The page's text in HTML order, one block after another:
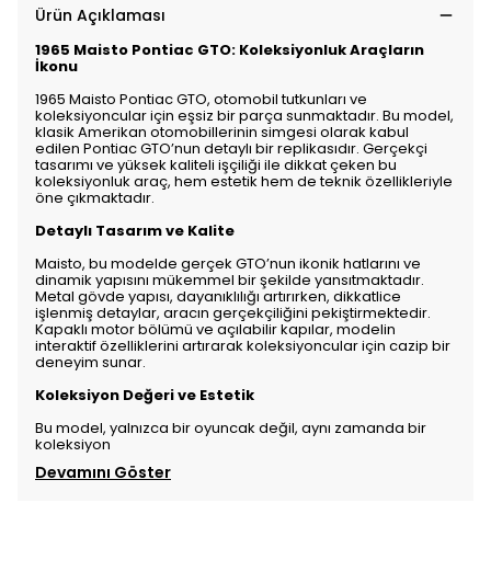
Ürün Açıklaması
1965 Maisto Pontiac GTO: Koleksiyonluk Araçların
İkonu
1965 Maisto Pontiac GTO, otomobil tutkunları ve
koleksiyoncular için eşsiz bir parça sunmaktadır. Bu model,
klasik Amerikan otomobillerinin simgesi olarak kabul
edilen Pontiac GTO’nun detaylı bir replikasıdır. Gerçekçi
tasarımı ve yüksek kaliteli işçiliği ile dikkat çeken bu
koleksiyonluk araç, hem estetik hem de teknik özellikleriyle
öne çıkmaktadır.
Detaylı Tasarım ve Kalite
Maisto, bu modelde gerçek GTO’nun ikonik hatlarını ve
dinamik yapısını mükemmel bir şekilde yansıtmaktadır.
Metal gövde yapısı, dayanıklılığı artırırken, dikkatlice
işlenmiş detaylar, aracın gerçekçiliğini pekiştirmektedir.
Kapaklı motor bölümü ve açılabilir kapılar, modelin
interaktif özelliklerini artırarak koleksiyoncular için cazip bir
deneyim sunar.
Koleksiyon Değeri ve Estetik
Bu model, yalnızca bir oyuncak değil, aynı zamanda bir
koleksiyon
Devamını Göster